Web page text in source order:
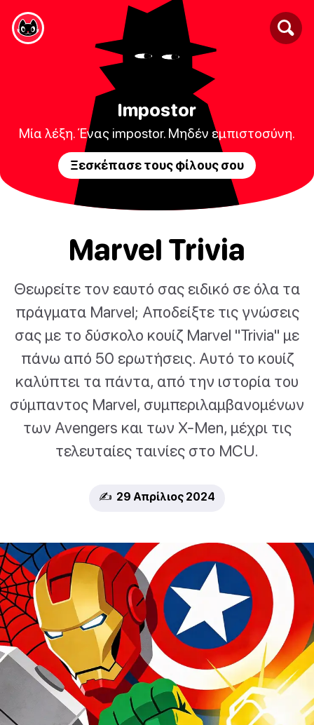
Impostor
Μία λέξη. Ένας impostor. Μηδέν εμπιστοσύνη.
Ξεσκέπασε τους φίλους σου
Marvel Trivia
Θεωρείτε τον εαυτό σας ειδικό σε όλα τα
πράγματα Marvel; Αποδείξτε τις γνώσεις
σας με το δύσκολο κουίζ Marvel "Trivia" με
πάνω από 50 ερωτήσεις. Αυτό το κουίζ
καλύπτει τα πάντα, από την ιστορία του
σύμπαντος Marvel, συμπεριλαμβανομένων
των Avengers και των X-Men, μέχρι τις
τελευταίες ταινίες στο MCU.
✍️ 29 Απρίλιος 2024